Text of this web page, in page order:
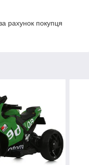
рахунок покупця